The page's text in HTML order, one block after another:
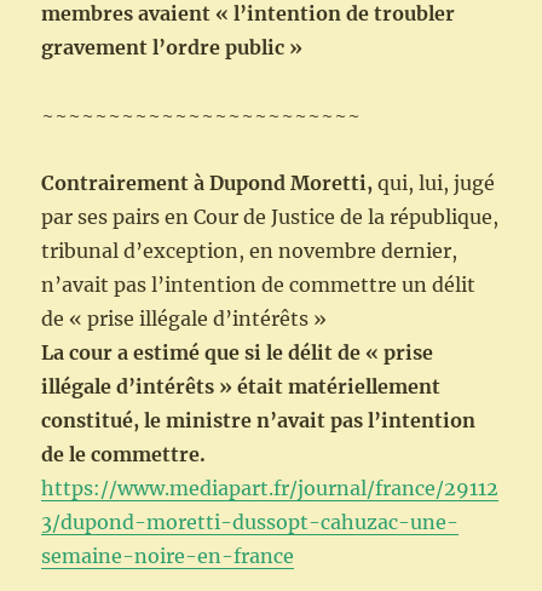
membres avaient « l’intention de troubler
gravement l’ordre public »
~~~~~~~~~~~~~~~~~~~~~~~~
Contrairement à Dupond Moretti, qui, lui, jugé
par ses pairs en Cour de Justice de la république,
tribunal d’exception, en novembre dernier,
n’avait pas l’intention de commettre un délit
de « prise illégale d’intérêts »
La cour a estimé que si le délit de « prise
illégale d’intérêts » était matériellement
constitué, le ministre n’avait pas l’intention
de le commettre.
https://www.mediapart.fr/journal/france/29112
3/dupond-moretti-dussopt-cahuzac-une-
semaine-noire-en-france